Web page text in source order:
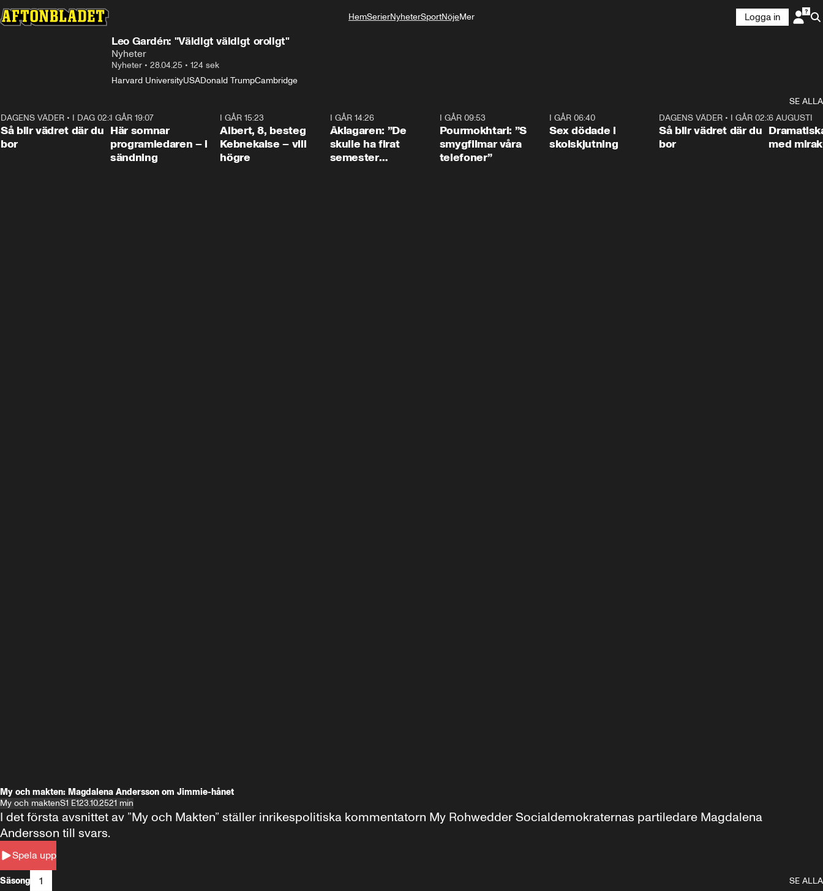
HemSerierNyheterSportNöjeMer
Logga in
Leo Gardén: "Väldigt väldigt oroligt"
Nyheter
Nyheter • 28.04.25 • 124 sek
Harvard UniversityUSADonald TrumpCambridge
SE ALLA
1:06
DAGENS VÄDER • I DAG 02:30
Så blir vädret där du
bor
I GÅR 19:07
Här somnar
programledaren – i
sändning
I GÅR 15:23
Albert, 8, besteg
Kebnekaise – vill
högre
I GÅR 14:26
Åklagaren: ”De
skulle ha firat
semester
I GÅR 09:53
Pourmokhtari: ”S
smygfilmar våra
telefoner”
I GÅR 06:40
Sex dödade i
skolskjutning
1:06
DAGENS VÄDER • I GÅR 02:30
Så blir vädret där du
bor
6 AUGUSTI
med
My och makten: Magdalena Andersson om Jimmie-hånet
My och maktenS1 E123.10.2521 min
Spela upp
I det första avsnittet av ”My och Makten” ställer inrikespolitiska kommentatorn My Rohwedder Socialdemokraternas partiledare Magdalena
Andersson till svars.
Säsong 1
SE ALLA